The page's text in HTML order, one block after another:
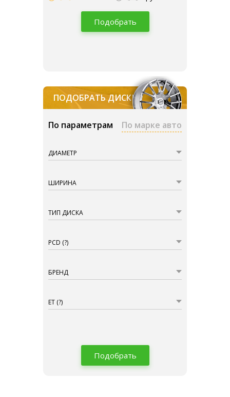
Подобрать
ПОДОБРАТЬ ДИСКИ
По параметрам По марке авто
ДИАМЕТР
ШИРИНА
ТИП ДИСКА
PCD (?)
БРЕНД
ET (?)
Подобрать